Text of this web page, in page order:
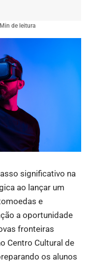
de leitura
significativo na
ao lançar um
e
a oportunidade
fronteiras
Centro Cultural de
os alunos